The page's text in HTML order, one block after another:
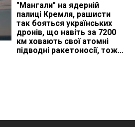
"Мангали" на ядерній
палиці Кремля, рашисти
так бояться українських
дронів, що навіть за 7200
км ховають свої атомні
підводні ракетоносії, тож